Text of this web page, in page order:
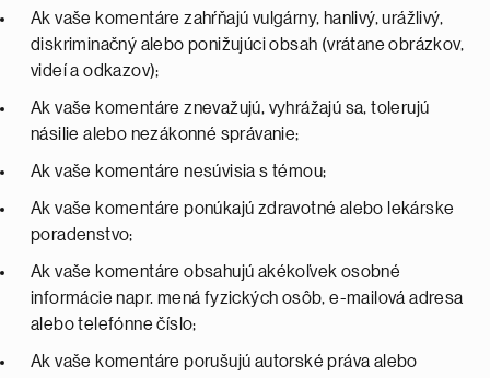
Ak vaše komentáre zahŕňajú vulgárny, hanlivý, urážlivý,
diskriminačný alebo ponižujúci obsah (vrátane obrázkov,
videí a odkazov);
Ak vaše komentáre znevažujú, vyhrážajú sa, tolerujú
násilie alebo nezákonné správanie;
Ak vaše komentáre nesúvisia s témou;
Ak vaše komentáre ponúkajú zdravotné alebo lekárske
poradenstvo;
Ak vaše komentáre obsahujú akékoľvek osobné
informácie napr. mená fyzických osôb, e-mailová adresa
alebo telefónne číslo;
Ak vaše komentáre porušujú autorské práva alebo